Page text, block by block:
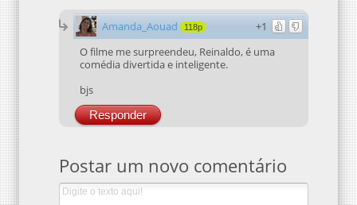
+1
Amanda_Aouad 118p
O filme me surpreendeu, Reinaldo, é uma
comédia divertida e inteligente.
bjs
Responder
Postar um novo comentário